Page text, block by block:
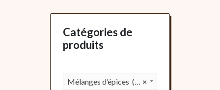
Catégories de
produits
×
Mélanges d’épices (85)